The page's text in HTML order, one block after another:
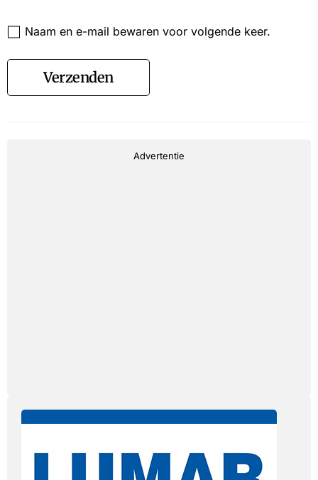
Naam en e-mail bewaren voor volgende keer.
Verzenden
Advertentie